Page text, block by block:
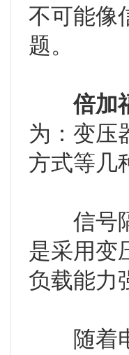
不可能像
题。
倍加
为：变压
方式等几
信号隔
是采用变
负载能力
随着电